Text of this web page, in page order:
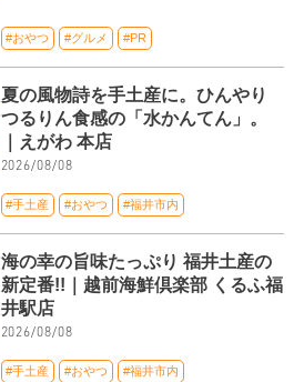
#おやつ #グルメ #PR
夏の風物詩を手土産に。ひんやり
つるりん食感の「水かんてん」。
｜えがわ 本店
2026/08/08
#手土産 #おやつ #福井市内
海の幸の旨味たっぷり 福井土産の
新定番!!｜越前海鮮倶楽部 くるふ福
井駅店
2026/08/08
#手土産 #おやつ #福井市内